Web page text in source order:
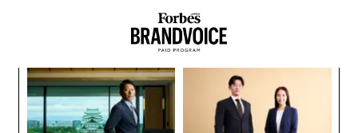
気になるパワーユニットは、BEV（バッテリー式電気自
動車）と3Lのガソリンエンジンの2種類。BEVはアルフ
ァロメオとしては初採用となり、満充電時の航続可能距
離は約772kmとなる。
話を聞いたのはこの4名